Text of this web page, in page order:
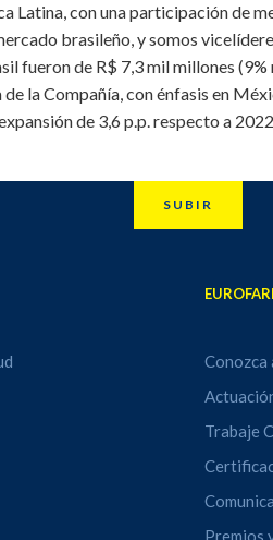
con una participación de
brasileño, y somos
fueron de R$ 7,3 mil millones
la Compañía, con énfasis en
de 3,6 p.p. respecto a
SUBIR
Conozca
Trabaje
Premios